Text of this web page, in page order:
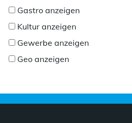
Gastro anzeigen
Kultur anzeigen
Gewerbe anzeigen
Geo anzeigen